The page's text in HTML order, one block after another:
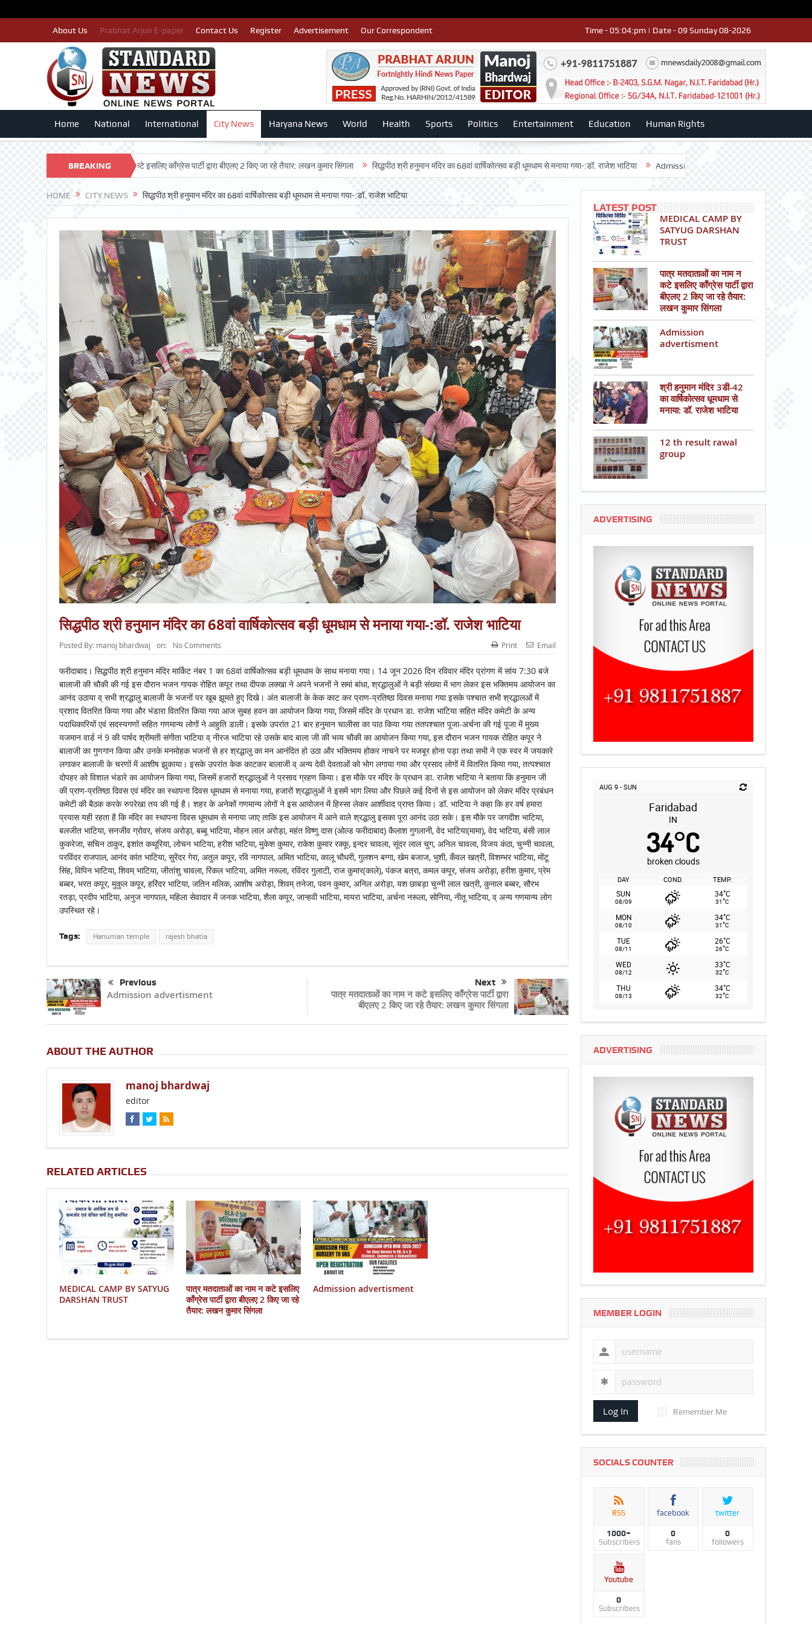
About Us Prabhat Arjun E-paper Contact Us Register Advertisement Our Correspondent Time - 05:04:pm | Date - 09 Sunday 08-2026
Home National International City News Haryana News World Health Sports Politics Entertainment Education Human Rights
BREAKING
NEWS
पात्र मतदाताओं का नाम न कटे इसलिए काँग्रेस पार्टी द्वारा बीएलए 2 किए जा रहे तैयार: लखन कुमार सिंगला सिद्धपीठ श्री हनुमान मंदिर का 68वां वार्षिकोत्सव बड़ी धूमधाम से मनाया गया-:डॉ. राजेश भाटिया Admission advertisment श्री हनुमान मंदिर 3डी-42
HOME CITY NEWS सिद्धपीठ श्री हनुमान मंदिर का 68वां वार्षिकोत्सव बड़ी धूमधाम से मनाया गया-:डॉ. राजेश भाटिया
सिद्धपीठ श्री हनुमान मंदिर का 68वां वार्षिकोत्सव बड़ी धूमधाम से मनाया गया-:डॉ. राजेश भाटिया
Posted By: manoj bhardwaj on: No Comments Print Email
फरीदाबाद। सिद्धपीठ श्री हनुमान मंदिर मार्किट नंबर 1 का 68वां वार्षिकोत्सव बड़ी धूमधाम के साथ मनाया गया। 14 जून 2026 दिन रविवार मंदिर प्रांगण में सांय 7:30 बजे
बालाजी की चौकी की गई इस दौरान भजन गायक रोहित कपूर तथा दीपक लक्खा ने अपने भजनों ने समां बांधा, श्रद्धालुओं ने बड़ी संख्या में भाग लेकर इस भक्तिमय आयोजन का
आनंद उठाया व् सभी श्रद्धालु बालाजी के भजनों पर खूब झूमते हुए दिखे। अंत बालाजी के केक काट कर प्राण-प्रतिष्ठा दिवस मनाया गया इसके पश्चात सभी श्रद्धालओं में
प्रशाद वितरित किया गया और भंडारा वितरित किया गया आज सुबह हवन का आयोजन किया गया, जिसमें मंदिर के प्रधान डा. राजेश भाटिया सहित मंदिर कमेटी के अन्य
पदाधिकारियों एवं सदस्यगणों सहित गणमान्य लोगों ने आहुति डाली। इसके उपरांत 21 बार हनुमान चालीसा का पाठ किया गया ततपश्चात पूजा-अर्चना की गई पूजा में मुख्य
यजमान वार्ड नं 9 की पार्षद श्रीमती संगीता भाटिया व् नीरज भाटिया रहे उसके बाद बाला जी की भव्य चौकी का आयोजन किया गया, इस दौरान भजन गायक रोहित कपूर ने
बालाजी का गुणगान किया और उनके मनमोहक भजनों से हर श्रद्धालु का मन आनंदित हो उठा और भक्तिमय होकर नाचने पर मजबूर होना पड़ा तथा सभी ने एक स्वर में जयकारे
लगाकर बालाजी के चरणों में आशीष झुकाया। इसके उपरांत केक काटकर बालाजी व् अन्य देवी देवताओं को भोग लगाया गया और प्रसाद लोगों में वितरित किया गया, तत्पश्चात
दोपहर को विशाल भंडारे का आयोजन किया गया, जिसमें हजारों श्रद्धालुओं ने प्रसाद ग्रहण किया। इस मौके पर मंदिर के प्रधान डा. राजेश भाटिया ने बताया कि हनुमान जी
की प्राण-प्रतिष्ठा दिवस एवं मंदिर का स्थापना दिवस धूमधाम से मनाया गया, हजारों श्रद्धालुओं ने इसमें भाग लिया और पिछले कई दिनों से इस आयोजन को लेकर मंदिर प्रबंधन
कमेटी की बैठक करके रुपरेखा तय की गई है। शहर के अनेकों गणमान्य लोगों ने इस आयोजन में हिस्सा लेकर आर्शीवाद प्राप्त किया। डॉ. भाटिया ने कहा कि हर वर्ष हमारा
प्रयास यही रहता है कि मंदिर का स्थापना दिवस धूमधाम से मनाया जाए ताकि इस आयोजन में आने वाले श्रद्धालु इसका पूरा आनंद उठा सके। इस मौके पर जगदीश भाटिया,
बलजीत भाटिया, सनजीव ग्रोवर, संजय अरोड़ा, बब्बू भाटिया, मोहन लाल अरोड़ा, महंत विष्णु दास (ओल्ड फरीदाबाद) कैलाश गुगलानी, वेद भाटिया(मामा), वेद भाटिया, बंसी लाल
कुकरेजा, सचिन ठाकुर, इशांत कथूरिया, लोचन भाटिया, हरीश भाटिया, मुकेश कुमार, राकेश कुमार रक्कू, इन्दर चावला, सूंदर लाल चुग, अनिल चावला, विजय कंठा, चुन्नी चावला,
परविंदर राजपाल, आनंद कांत भाटिया, सुरेंदर गेरा, अतुल कपूर, रवि नागपाल, अमित भाटिया, कालू चौधरी, गुलशन बग्गा, खेम बजाज, भुशी, कँवल खत्री, विशम्भर भाटिया, मोंटू
सिंह, विपिन भाटिया, शिवम् भाटिया, जीतांशु चावला, रिंकल भाटिया, अमित नरूला, रविंदर गुलाटी, राज कुमार(काले), पंकज बत्रा, कमल कपूर, संजय अरोड़ा, हरीश कुमार, प्रेम
बब्बर, भरत कपूर, मुकुल कपूर, हरिंदर भाटिया, जतिन मलिक, आशीष अरोड़ा, शिवम् तनेजा, पवन कुमार, अनिल अरोड़ा, यश छाबड़ा चुन्नी लाल खत्री, कुनाल बब्बर, सौरभ
रतड़ा, प्रदीप भाटिया, अनुज नागपाल, महिला सेवादार में जनक भाटिया, शैला कपूर, जान्हवी भाटिया, मायरा भाटिया, अर्चना नरूला, सोनिया, नीतू भाटिया, व् अन्य गणमान्य लोग
उपस्थित रहे।
Tags: Hanuman temple rajesh bhatia
Previous
Admission advertisment
Next
पात्र मतदाताओं का नाम न कटे इसलिए काँग्रेस पार्टी द्वारा
बीएलए 2 किए जा रहे तैयार: लखन कुमार सिंगला
ABOUT THE AUTHOR
manoj bhardwaj
editor
RELATED ARTICLES
MEDICAL CAMP BY SATYUG
DARSHAN TRUST
पात्र मतदाताओं का नाम न कटे इसलिए
काँग्रेस पार्टी द्वारा बीएलए 2 किए जा रहे
तैयार: लखन कुमार सिंगला
Admission advertisment
LATEST POST
MEDICAL CAMP BY
SATYUG DARSHAN
TRUST
पात्र मतदाताओं का नाम न
कटे इसलिए काँग्रेस पार्टी द्वारा
बीएलए 2 किए जा रहे तैयार:
लखन कुमार सिंगला
Admission
advertisment
श्री हनुमान मंदिर 3डी-42
का वार्षिकोत्सव धूमधाम से
मनाया: डॉ. राजेश भाटिया
12 th result rawal
group
ADVERTISING
AUG 9 - SUN
Faridabad
IN
34°C
broken clouds
DAY COND. TEMP.
SUN
08/09
34°C
31°C
MON
08/10
34°C
31°C
TUE
08/11
26°C
26°C
WED
08/12
33°C
32°C
THU
08/13
34°C
32°C
ADVERTISING
MEMBER LOGIN
Log In Remember Me
SOCIALS COUNTER
RSS
1000+
Subscribers
facebook
0
fans
twitter
0
followers
Youtube
0
Subscribers